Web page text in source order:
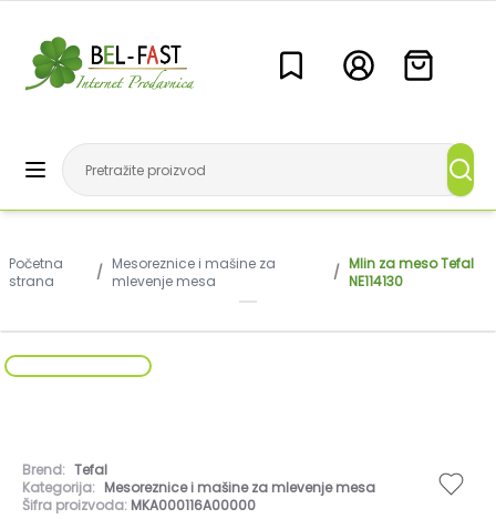
Početna
strana
/ Mesoreznice i mašine za
mlevenje mesa
/ Mlin za meso Tefal
NE114130
Brend: Tefal
Kategorija: Mesoreznice i mašine za mlevenje mesa
Šifra proizvoda: MKA000116A00000